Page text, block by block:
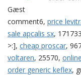
Gæst
comment6, price
sale apcalis sx,
>:], cheap proscar,
voltaren, 25570,
order generic keflex,